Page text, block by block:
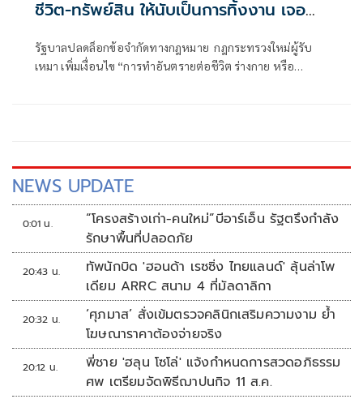
ชีวิต-ทรัพย์สิน ให้นับเป็นการทิ้งงาน เจอ
รัฐบาลปลดล็อกข้อจำกัดทางกฎหมาย กฎกระทรวงใหม่ผู้รับ
เหมา เพิ่มเงื่อนไข “การทำอันตรายต่อชีวิต ร่างกาย หรือ
NEWS UPDATE
0:01 น.
“โครงสร้างเก่า-คนใหม่”บีอาร์เอ็น รัฐตรึงกำลัง
รักษาพื้นที่ปลอดภัย
20:43 น.
ทัพนักบิด 'ฮอนด้า เรซซิ่ง ไทยแลนด์' ลุ้นล่าโพ
เดียม ARRC สนาม 4 ที่มัลดาลิกา
20:32 น.
‘ศุภมาส’ สั่งเข้มตรวจคลินิกเสริมความงาม ย้ำ
โฆษณาราคาต้องจ่ายจริง
20:12 น.
พี่ชาย 'ฮลุน โซโล่' แจ้งกำหนดการสวดอภิธรรม
ศพ เตรียมจัดพิธีฌาปนกิจ 11 ส.ค.